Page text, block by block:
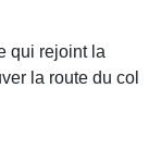
qui rejoint la
la route du col